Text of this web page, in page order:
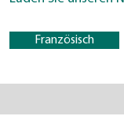
Französisch